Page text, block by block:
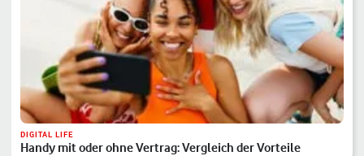
DIGITAL LIFE
Handy mit oder ohne Vertrag: Vergleich der Vorteile